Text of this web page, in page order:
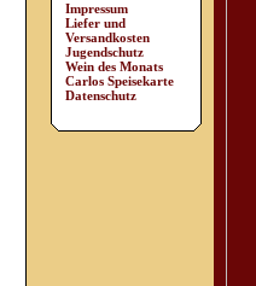
Impressum
Liefer und
Versandkosten
Jugendschutz
Wein des Monats
Carlos Speisekarte
Datenschutz